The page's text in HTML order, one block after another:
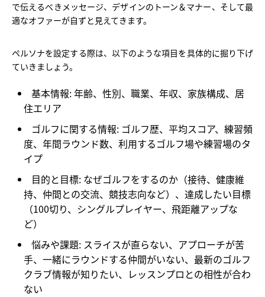
で伝えるべきメッセージ、デザインのトーン＆マナー、そして最
適なオファーが自ずと見えてきます。
ペルソナを設定する際は、以下のような項目を具体的に掘り下げ
ていきましょう。
基本情報:年齢、性別、職業、年収、家族構成、居
住エリア
ゴルフに関する情報: ゴルフ歴、平均スコア、練習頻
度、年間ラウンド数、利用するゴルフ場や練習場のタ
イプ
目的と目標: なぜゴルフをするのか（接待、健康維
持、仲間との交流、競技志向など）、達成したい目標
（100切り、シングルプレイヤー、飛距離アップな
ど）
悩みや課題: スライスが直らない、アプローチが苦
手、一緒にラウンドする仲間がいない、最新のゴルフ
クラブ情報が知りたい、レッスンプロとの相性が合わ
ない